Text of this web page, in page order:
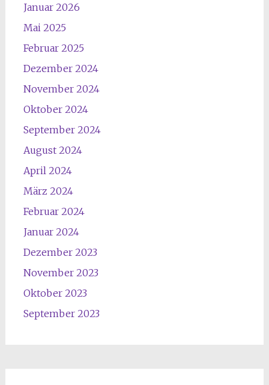
Januar 2026
Mai 2025
Februar 2025
Dezember 2024
November 2024
Oktober 2024
September 2024
August 2024
April 2024
März 2024
Februar 2024
Januar 2024
Dezember 2023
November 2023
Oktober 2023
September 2023